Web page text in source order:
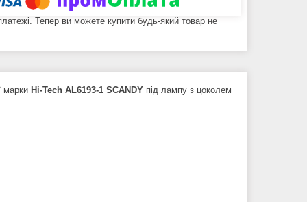
Тепер ви можете купити будь-який товар не
марки Hi-Tech AL6193-1 SCANDY під лампу з цоколем